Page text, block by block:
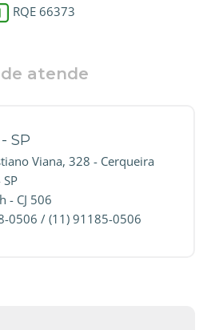
RQE 66373
atende
SP
Viana, 328 - Cerqueira
- CJ 506
0506 / (11) 91185-0506